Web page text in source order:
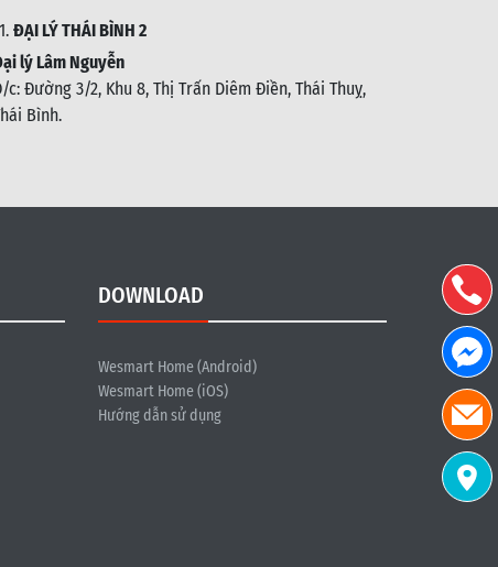
ĐẠI LÝ THÁI BÌNH 2
lý Lâm Nguyễn
c: Đường 3/2, Khu 8, Thị Trấn Diêm Điền, Thái Thuỵ,
Bình.
DOWNLOAD
Wesmart Home (Android)
Wesmart Home (iOS)
Hướng dẫn sử dụng